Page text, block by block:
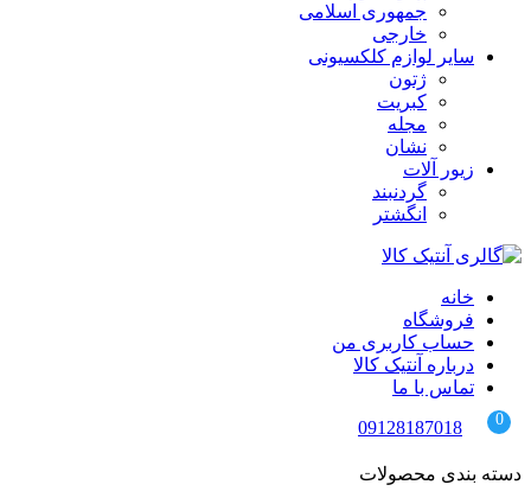
جمهوری اسلامی
خارجی
سایر لوازم کلکسیونی
ژتون
کبریت
مجله
نشان
زیور آلات
گردنبند
انگشتر
خانه
فروشگاه
حساب کاربری من
درباره آنتیک کالا
تماس با ما
09128187018
دسته بندی محصولات